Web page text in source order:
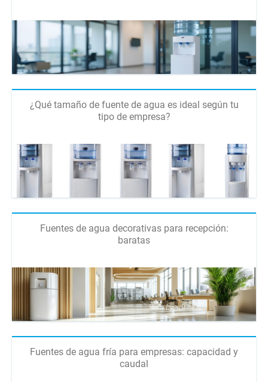
¿Qué tamaño de fuente de agua es ideal según tu
tipo de empresa?
Fuentes de agua decorativas para recepción:
baratas
Fuentes de agua fría para empresas: capacidad y
caudal